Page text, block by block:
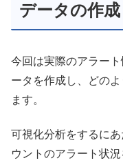
データの作成
今回は実際のアラー
ータを作成し、どの
ます。
可視化分析をするに
ウントのアラート状